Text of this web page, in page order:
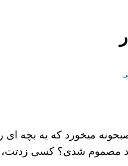
میخورد که یه بچه ای
مصموم شدی؟ کسی